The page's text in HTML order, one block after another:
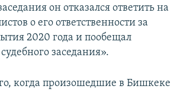
он отказался ответить на
о его ответственности за
2020 года и пообещал
заседания».
когда произошедшие в Бишкеке